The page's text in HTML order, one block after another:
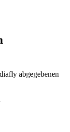
abgegebenen